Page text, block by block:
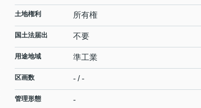
土地権利 所有権
国土法届出 不要
用途地域 準工業
区画数 - / -
管理形態 -